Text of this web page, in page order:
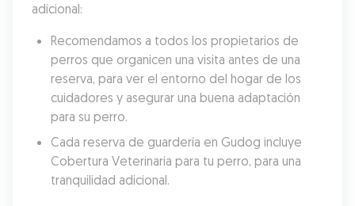
adicional:
Recomendamos a todos los propietarios de
perros que organicen una visita antes de una
reserva, para ver el entorno del hogar de los
cuidadores y asegurar una buena adaptación
para su perro.
Cada reserva de guardería en Gudog incluye
Cobertura Veterinaria para tu perro, para una
tranquilidad adicional.